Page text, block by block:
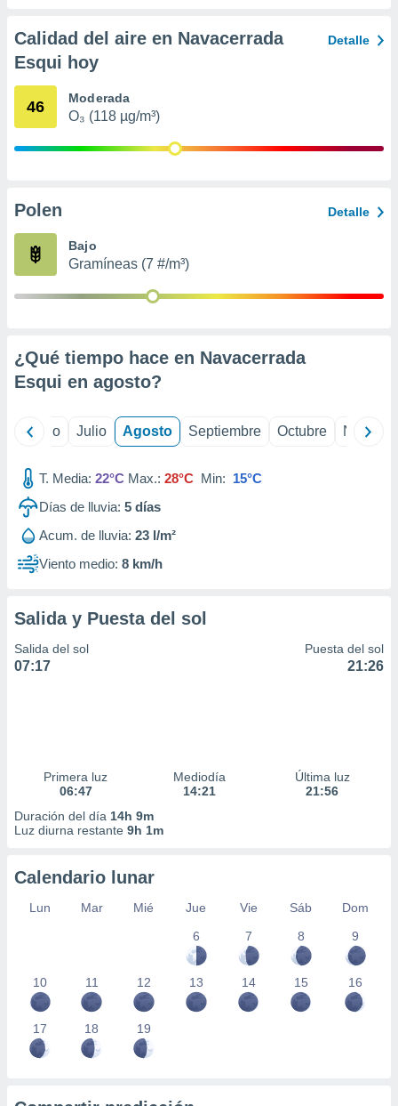
e
publicidad
1199
Calidad del aire en Navacerrada
Esqui hoy
Detalle
46 Moderada
O₃ (118 µg/m³)
Polen Detalle
Bajo
Gramíneas (7 #/m³)
¿Qué tiempo hace en Navacerrada
Esqui en agosto?
Junio Julio Agosto Septiembre Octubre
T. Media: 22°C Max.: 28°C Min: 15°C
Días de lluvia: 5 días
Acum. de lluvia: 23 l/m²
Viento medio: 8 km/h
Salida y Puesta del sol
Salida del sol
07:17
Puesta del sol
21:26
Primera luz
06:47
Mediodía
14:21
Última luz
21:56
Duración del día 14h 9m
Luz diurna restante 9h 1m
Calendario lunar
Lun Mar Mié Jue Vie Sáb
Dom
6
7 8 9
10 11 12 13 14 15 16
17 18 19